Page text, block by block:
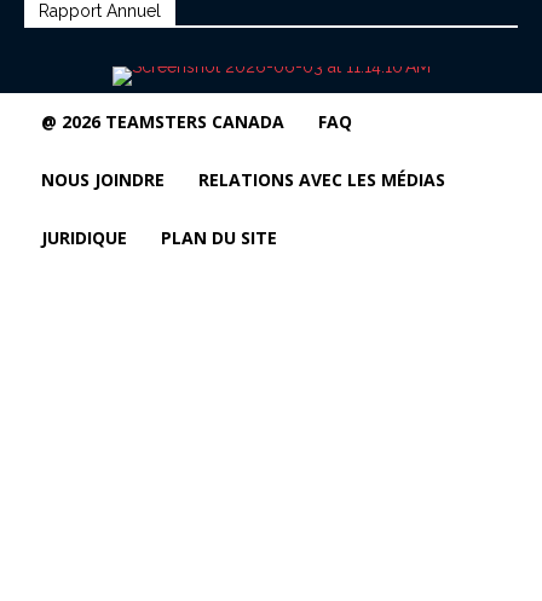
Rapport Annuel
@ 2026 TEAMSTERS CANADA FAQ
NOUS JOINDRE RELATIONS AVEC LES MÉDIAS
JURIDIQUE PLAN DU SITE